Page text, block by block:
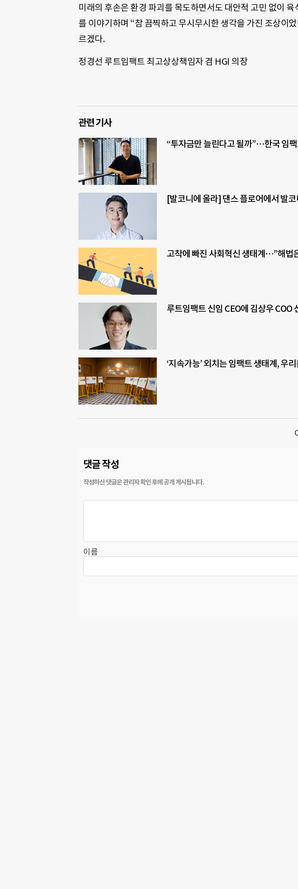
미래의 후손은 환경 파괴를 목도하면서도 대안적 고민 없이
를 이야기하며 “참 끔찍하고 무시무시한 생각을 가진 조상이
르겠다.
정경선 루트임팩트 최고상상책임자 겸 HGI 의장
관련 기사
“투자금만 늘린다고 될까”…한국 임
[발코니에 올라] 댄스 플로어에서 발
고착에 빠진 사회혁신 생태계…”해법
루트임팩트 신임 CEO에 김상우 COO
‘지속가능’ 외치는 임팩트 생태계, 우
댓글 작성
이름